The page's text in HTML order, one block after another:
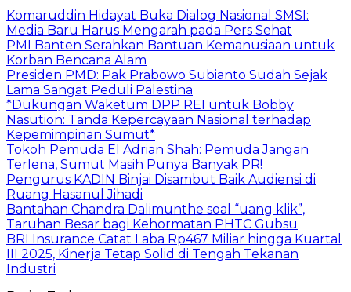
Komaruddin Hidayat Buka Dialog Nasional SMSI:
Media Baru Harus Mengarah pada Pers Sehat
PMI Banten Serahkan Bantuan Kemanusiaan untuk
Korban Bencana Alam
Presiden PMD: Pak Prabowo Subianto Sudah Sejak
Lama Sangat Peduli Palestina
*Dukungan Waketum DPP REI untuk Bobby
Nasution: Tanda Kepercayaan Nasional terhadap
Kepemimpinan Sumut*
Tokoh Pemuda El Adrian Shah: Pemuda Jangan
Terlena, Sumut Masih Punya Banyak PR!
Pengurus KADIN Binjai Disambut Baik Audiensi di
Ruang Hasanul Jihadi
Bantahan Chandra Dalimunthe soal “uang klik”,
Taruhan Besar bagi Kehormatan PHTC Gubsu
BRI Insurance Catat Laba Rp467 Miliar hingga Kuartal
III 2025, Kinerja Tetap Solid di Tengah Tekanan
Industri